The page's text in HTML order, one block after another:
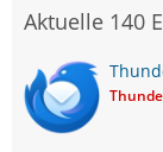
Aktuelle 140